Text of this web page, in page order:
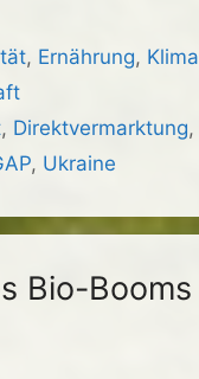
, Ernährung, Klima
, Direktvermarktung,
, Ukraine
Bio-Booms